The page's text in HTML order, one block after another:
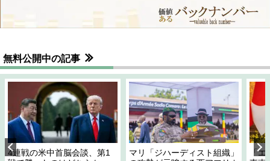
無料公開中の記事
4連戦の米中首脳会談、第1
マリ「ジハーディスト組織」
「